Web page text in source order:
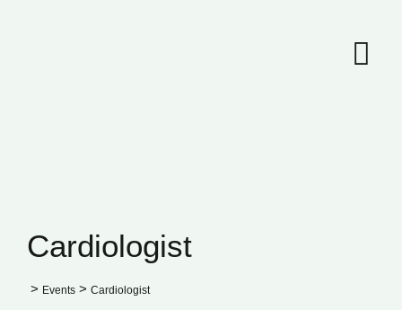
Cardiologist
> Events > Cardiologist